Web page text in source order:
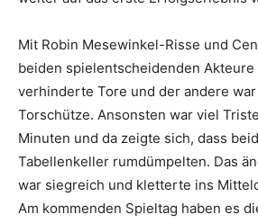
Mit Robin Mesewinkel-Risse und
beiden spielentscheidenden Akteure
verhinderte Tore und der andere
Torschütze. Ansonsten war viel
Minuten und da zeigte sich, dass
Tabellenkeller rumdümpelten. Das
war siegreich und kletterte ins
Am kommenden Spieltag haben es